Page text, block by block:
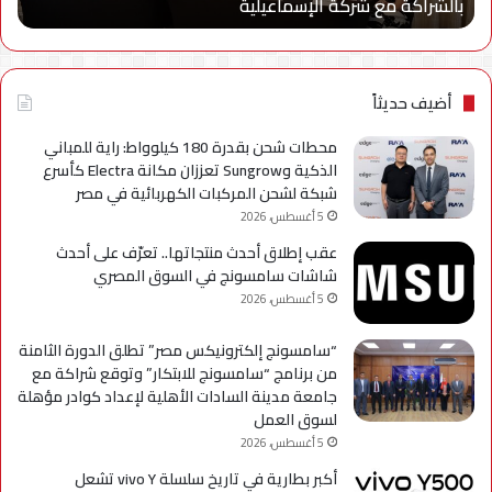
مع
شركة
الإسماعيلية
A
أضيف حديثاً
محطات شحن بقدرة 180 كيلوواط: راية للمباني
الذكية وSungrow تعززان مكانة Electra كأسرع
شبكة لشحن المركبات الكهربائية في مصر
5 أغسطس، 2026
عقب إطلاق أحدث منتجاتها.. تعرّف على أحدث
شاشات سامسونج في السوق المصري
5 أغسطس، 2026
“سامسونج إلكترونيكس مصر” تطلق الدورة الثامنة
من برنامج “سامسونج للابتكار” وتوقع شراكة مع
جامعة مدينة السادات الأهلية لإعداد كوادر مؤهلة
لسوق العمل
5 أغسطس، 2026
أكبر بطارية في تاريخ سلسلة vivo Y تشعل